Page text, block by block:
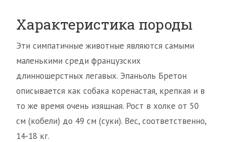
Характеристика породы
Эти симпатичные животные являются самыми
маленькими среди французских
длинношерстных легавых. Эпаньоль Бретон
описывается как собака коренастая, крепкая и в
то же время очень изящная. Рост в холке от 50
см (кобели) до 49 см (суки). Вес, соответственно,
14-18 кг.